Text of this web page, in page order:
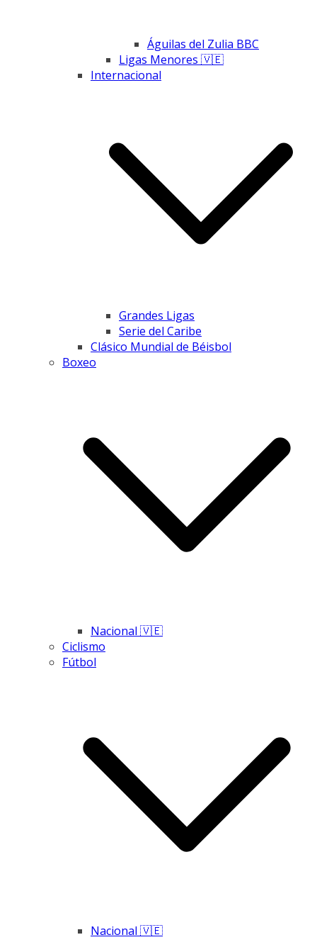
Águilas del Zulia BBC
Ligas Menores 🇻🇪
Internacional
Grandes Ligas
Serie del Caribe
Clásico Mundial de Béisbol
Boxeo
Nacional 🇻🇪
Ciclismo
Fútbol
Nacional 🇻🇪